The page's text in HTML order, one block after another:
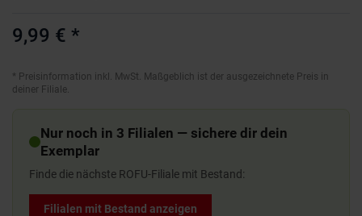
9,99 € *
* Preisinformation inkl. MwSt. Maßgeblich ist der ausgezeichnete Preis in
deiner Filiale.
Nur noch in 3 Filialen — sichere dir dein
Exemplar
Finde die nächste ROFU-Filiale mit Bestand:
Filialen mit Bestand anzeigen